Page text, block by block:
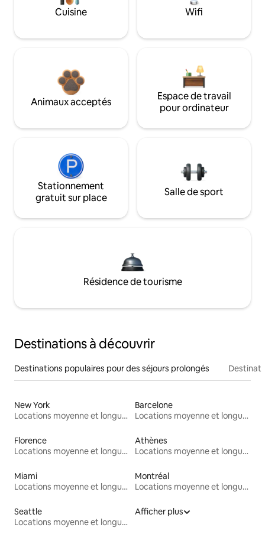
Cuisine Wifi
Animaux acceptés
Espace de travail
pour ordinateur
Stationnement
gratuit sur place
Salle de sport
Résidence de tourisme
Destinations à découvrir
Destinations populaires pour des séjours prolongés
New York
Locations moyenne et longue durée
Barcelone
Locations moyenne et longue durée
Florence
Locations moyenne et longue durée
Athènes
Locations moyenne et longue durée
Miami
Locations moyenne et longue durée
Montréal
Locations moyenne et longue durée
Seattle
Locations moyenne et longue durée
Afficher plus